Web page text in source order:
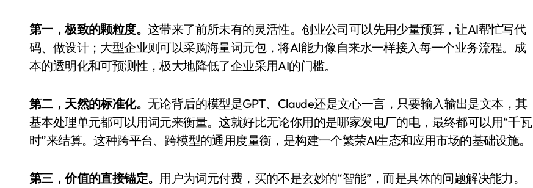
第一，极致的颗粒度。 这带来了前所未有的灵活性。创业公司可以先用少量预算，让AI帮忙写代
码、做设计；大型企业则可以采购海量词元包，将AI能力像自来水一样接入每一个业务流程。成
本的透明化和可预测性，极大地降低了企业采用AI的门槛。
第二，天然的标准化。 无论背后的模型是GPT、Claude还是文心一言，只要输入输出是文本，其
基本处理单元都可以用词元来衡量。这就好比无论你用的是哪家发电厂的电，最终都可以用“千瓦
时”来结算。这种跨平台、跨模型的通用度量衡，是构建一个繁荣AI生态和应用市场的基础设施。
第三，价值的直接锚定。 用户为词元付费，买的不是玄妙的“智能”，而是具体的问题解决能力。